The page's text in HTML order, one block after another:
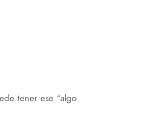
tener ese “algo